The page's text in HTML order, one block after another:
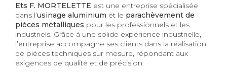
Ets F. MORTELETTE est une entreprise spécialisée
dans l’usinage aluminium et le parachèvement de
pièces métalliques pour les professionnels et les
industriels. Grâce à une solide expérience industrielle,
l’entreprise accompagne ses clients dans la réalisation
de pièces techniques sur mesure, répondant aux
exigences de qualité et de précision.